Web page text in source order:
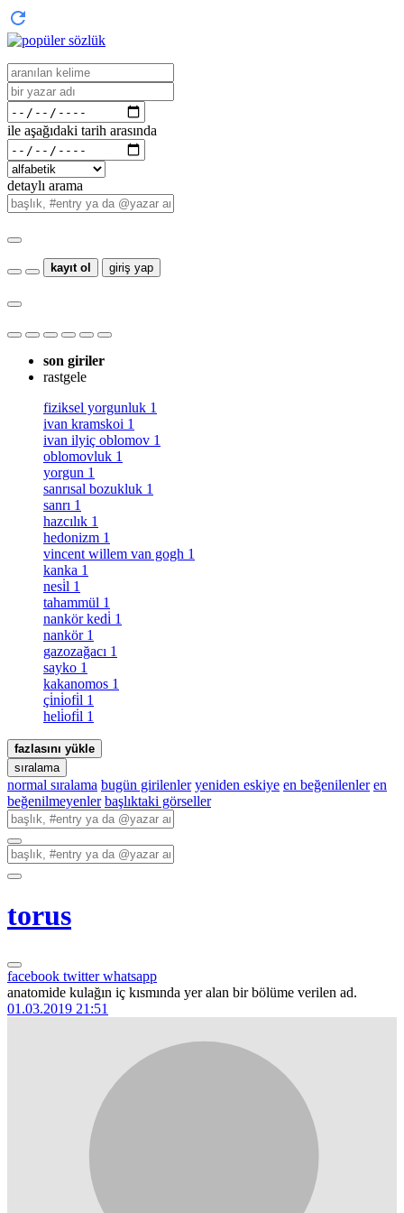
ile aşağıdaki tarih arasında
detaylı arama
kayıt ol giriş yap
son giriler
rastgele
fiziksel yorgunluk 1
ivan kramskoi 1
ivan ilyiç oblomov 1
oblomovluk 1
yorgun 1
sanrısal bozukluk 1
sanrı 1
hazcılık 1
hedonizm 1
vincent willem van gogh 1
kanka 1
nesi̇l 1
tahammül 1
nankör kedi̇ 1
nankör 1
gazozağacı 1
sayko 1
kakanomos 1
çi̇ni̇ofi̇l 1
heli̇ofi̇l 1
fazlasını yükle
sıralama
normal sıralama bugün girilenler yeniden eskiye en beğenilenler en
beğenilmeyenler başlıktaki görseller
torus
facebook twitterwhatsapp
anatomide kulağın iç kısmında yer alan bir bölüme verilen ad.
01.03.2019 21:51